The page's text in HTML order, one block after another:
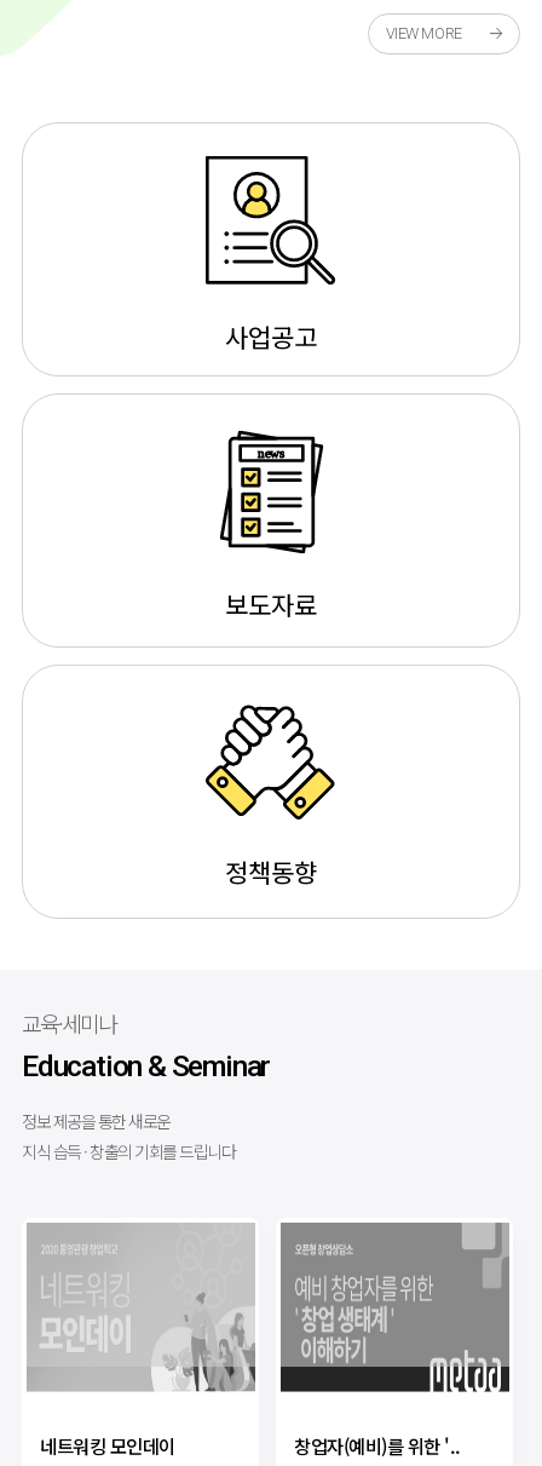
VIEW MORE
사업공고
news
보도자료
정책동향
교육·세미나
Education & Seminar
정보 제공을 통한 새로운
지식 습득 · 창출의 기회를 드립니다
네트워킹 모인데이 창업자(예비)를 위한 '..